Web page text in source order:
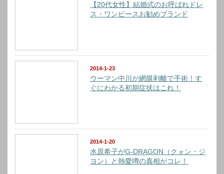
【20代女性】結婚式のお呼ばれドレ
ス・ワンピースお勧めブランド
2014-1-23
ウーマン中川が網膜剥離で手術！す
ぐにわかる初期症状はこれ！
2014-1-20
水原希子がG-DRAGON（クォン・ジ
ヨン）と熱愛噂の真相がコレ！